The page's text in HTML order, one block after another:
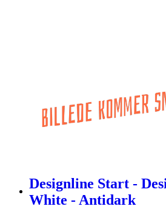
Designline Start -
White - Antidark